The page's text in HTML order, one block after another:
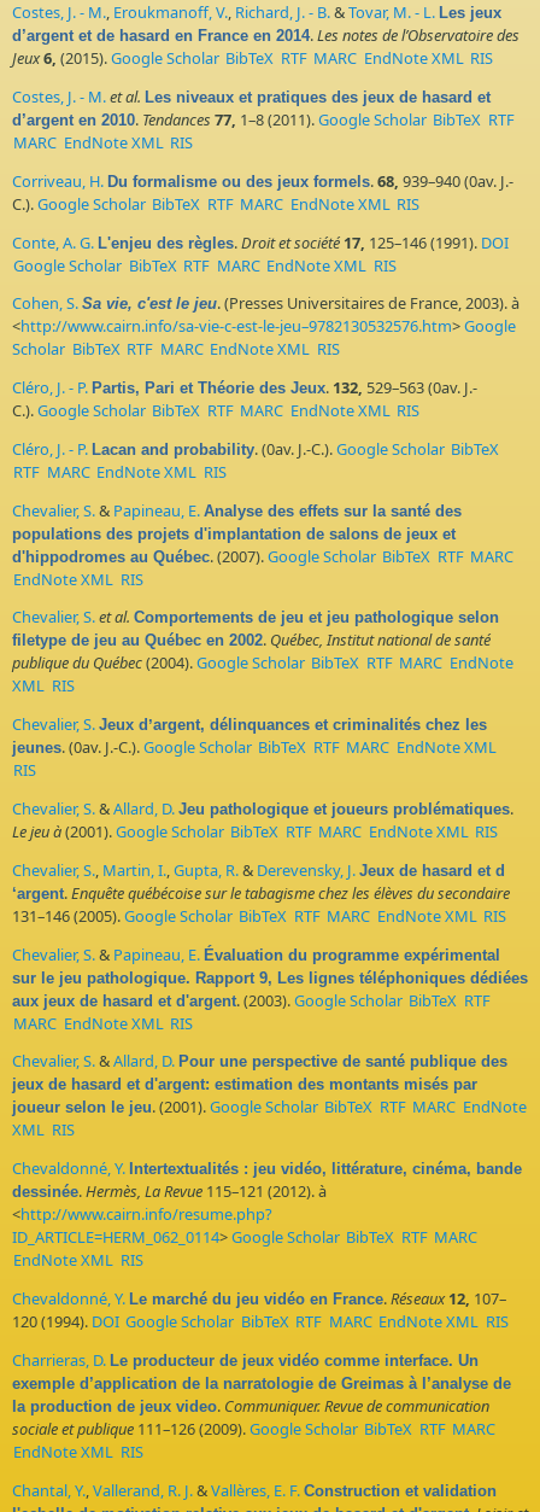
Costes, J. - M., Eroukmanoff, V., Richard, J. - B.&Tovar, M. - L. Les jeux
d’argent et de hasard en France en 2014.Les notes de l’Observatoire des
Jeux6, (2015).Google Scholar BibTeX RTF MARC EndNote XML RIS
Costes, J. - M.et al. Les niveaux et pratiques des jeux de hasard et
d’argent en 2010. Tendances 77, 1–8 (2011).Google Scholar BibTeX RTF
MARC EndNote XML RIS
Corriveau, H. Du formalisme ou des jeux formels.68, 939–940 (0av. J.-
C.).Google Scholar BibTeX RTF MARC EndNote XML RIS
Conte, A. G. L'enjeu des règles.Droit et société 17, 125–146 (1991). DOI
Google Scholar BibTeX RTF MARC EndNote XML
RIS
Cohen, S. Sa vie, c'est le jeu. (Presses Universitaires de France, 2003). à
<http://www.cairn.info/sa-vie-c-est-le-jeu–9782130532576.htm>Google
Scholar BibTeX RTF MARC EndNote XML RIS
Cléro, J. - P. Partis, Pari et Théorie des Jeux. 132, 529–563 (0av. J.-
C.).Google Scholar BibTeX RTF MARC EndNote XML RIS
Cléro, J. - P. Lacan and probability. (0av. J.-C.).Google Scholar BibTeX
RTF MARC EndNote XML RIS
Chevalier, S.& Papineau, E. Analyse des effets sur la santé des
populations des projets d'implantation de salons de jeux et
d'hippodromes au Québec. (2007).Google Scholar BibTeX RTF MARC
EndNote XML RIS
Chevalier, S.et al. Comportements de jeu et jeu pathologique selon
filetype de jeu au Québec en 2002. Québec, Institut national de santé
publique du Québec(2004).Google Scholar BibTeX RTF MARC EndNote
XML RIS
Chevalier, S. Jeux dʼargent, délinquances et criminalités chez les
jeunes. (0av. J.-C.).Google Scholar BibTeX RTF MARC EndNote XML
RIS
Chevalier, S.&Allard, D. Jeu pathologique et joueurs problématiques.
Le jeu à(2001).Google Scholar BibTeX RTF MARC EndNote XML RIS
Chevalier, S., Martin, I.,Gupta, R.& Derevensky, J. Jeux de hasard et d
‘argent.Enquête québécoise sur le tabagisme chez les élèves du secondaire
131–146 (2005).Google Scholar BibTeX RTF MARC EndNote XML RIS
Chevalier, S.& Papineau, E. Évaluation du programme expérimental
sur le jeu pathologique. Rapport 9, Les lignes téléphoniques dédiées
aux jeux de hasard et d'argent. (2003).Google Scholar BibTeX RTF
MARC EndNote XML RIS
Chevalier, S.&Allard, D. Pour une perspective de santé publique des
jeux de hasard et d'argent: estimation des montants misés par
joueur selon le jeu. (2001).Google Scholar BibTeX RTF MARC EndNote
XML RIS
Chevaldonné, Y. Intertextualités : jeu vidéo, littérature, cinéma, bande
dessinée.Hermès, La Revue 115–121 (2012). à
<http://www.cairn.info/resume.php?
ID_ARTICLE=HERM_062_0114>Google Scholar BibTeX RTF MARC
EndNote XML RIS
Chevaldonné, Y. Le marché du jeu vidéo en France.Réseaux 12, 107–
120 (1994). DOI Google Scholar BibTeX RTF MARC EndNote XML RIS
Charrieras, D. Le producteur de jeux vidéo comme interface. Un
exemple d’application de la narratologie de Greimas à l’analyse de
la production de jeux video. Communiquer. Revue de communication
sociale et publique 111–126 (2009).Google Scholar BibTeX RTF MARC
EndNote XML RIS
Chantal, Y.,Vallerand, R. J.&Vallères, E. F. Construction et validation